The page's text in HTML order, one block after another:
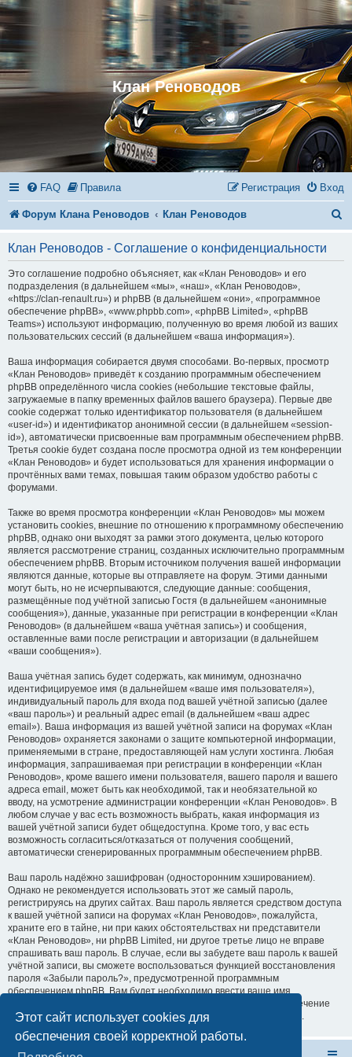
Этот сайт использует cookies для
обеспечения своей корректной работы.
Клан Реноводов
FAQ Правила Вход
Регистрация
Форум Клана Реноводов Клан Реноводов
и
Клан Реноводов - Соглашение о конфиденциальности
Это соглашение подробно объясняет, как «Клан Реноводов» и его
подразделения (в дальнейшем «мы», «наш», «Клан Реноводов»,
«https://clan-renault.ru») и phpBB (в дальнейшем «они», «программное
обеспечение phpBB», «www.phpbb.com», «phpBB Limited», «phpBB
Teams») используют информацию, полученную во время любой из ваших
пользовательских сессий (в дальнейшем «ваша информация»).
Ваша информация собирается двумя способами. Во-первых, просмотр
«Клан Реноводов» приведёт к созданию программным обеспечением
phpBB определённого числа cookies (небольшие текстовые файлы,
загружаемые в папку временных файлов вашего браузера). Первые две
cookie содержат только идентификатор пользователя (в дальнейшем
«user-id») и идентификатор анонимной сессии (в дальнейшем «session-
id»), автоматически присвоенные вам программным обеспечением phpBB.
Третья cookie будет создана после просмотра одной из тем конференции
«Клан Реноводов» и будет использоваться для хранения информации о
прочтённых вами темах, повышая таким образом удобство работы с
форумами.
Также во время просмотра конференции «Клан Реноводов» мы можем
установить cookies, внешние по отношению к программному обеспечению
phpBB, однако они выходят за рамки этого документа, целью которого
является рассмотрение страниц, созданных исключительно программным
обеспечением phpBB. Вторым источником получения вашей информации
являются данные, которые вы отправляете на форум. Этими данными
могут быть, но не исчерпываются, следующие данные: сообщения,
размещённые под учётной записью Гостя (в дальнейшем «анонимные
сообщения»), данные, указанные при регистрации в конференции «Клан
Реноводов» (в дальнейшем «ваша учётная запись») и сообщения,
оставленные вами после регистрации и авторизации (в дальнейшем
«ваши сообщения»).
Ваша учётная запись будет содержать, как минимум, однозначно
идентифицируемое имя (в дальнейшем «ваше имя пользователя»),
индивидуальный пароль для входа под вашей учётной записью (далее
«ваш пароль») и реальный адрес email (в дальнейшем «ваш адрес
email»). Ваша информация из вашей учётной записи на форумах «Клан
Реноводов» охраняется законами о защите компьютерной информации,
применяемыми в стране, предоставляющей нам услуги хостинга. Любая
информация, запрашиваемая при регистрации в конференции «Клан
Реноводов», кроме вашего имени пользователя, вашего пароля и вашего
адреса email, может быть как необходимой, так и необязательной ко
вводу, на усмотрение администрации конференции «Клан Реноводов». В
любом случае у вас есть возможность выбрать, какая информация из
вашей учётной записи будет общедоступна. Кроме того, у вас есть
возможность согласиться/отказаться от получения сообщений,
автоматически сгенерированных программным обеспечением phpBB.
Ваш пароль надёжно зашифрован (односторонним хэшированием).
Однако не рекомендуется использовать этот же самый пароль,
регистрируясь на других сайтах. Ваш пароль является средством доступа
к вашей учётной записи на форумах «Клан Реноводов», пожалуйста,
храните его в тайне, ни при каких обстоятельствах ни представители
«Клан Реноводов», ни phpBB Limited, ни другое третье лицо не вправе
спрашивать ваш пароль. В случае, если вы забудете ваш пароль к вашей
учётной записи, вы сможете воспользоваться функцией восстановления
пароля «Забыли пароль?», предусмотренной программным
обеспечением phpBB. Вам будет необходимо ввести ваше имя
пользователя и ваш адрес email, после чего программное обеспечение
phpBB сгенерирует вам новый пароль для вашей учётной записи.